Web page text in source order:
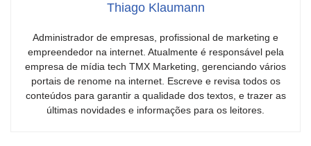
Thiago Klaumann
Administrador de empresas, profissional de marketing e
empreendedor na internet. Atualmente é responsável pela
empresa de mídia tech TMX Marketing, gerenciando vários
portais de renome na internet. Escreve e revisa todos os
conteúdos para garantir a qualidade dos textos, e trazer as
últimas novidades e informações para os leitores.